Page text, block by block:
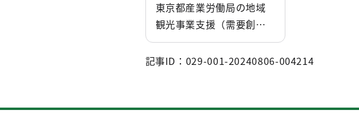
東京都産業労働局の地域
観光事業支援（需要創出
支援）事業実施に伴う効
果検証について(観光 統
記事ID：029-001-20240806-004214